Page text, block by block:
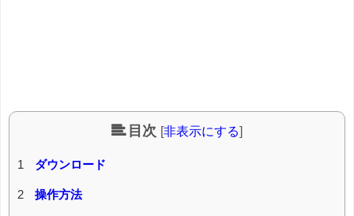
目次 [非表示にする]
1 ダウンロード
2 操作方法